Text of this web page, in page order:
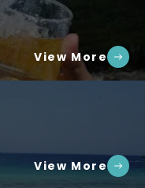
View More
View More